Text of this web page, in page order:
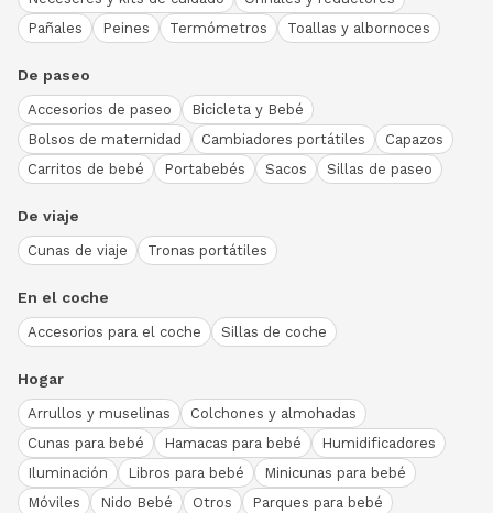
Pañales
Peines Termómetros Toallas y albornoces
De paseo
Accesorios de paseo
Bicicleta y Bebé
Bolsos de maternidad
Cambiadores portátiles
Capazos
Carritos de bebé
Portabebés Sacos Sillas de paseo
De viaje
Cunas de viaje Tronas portátiles
En el coche
Accesorios para el coche Sillas de coche
Hogar
Arrullos y muselinas
Colchones y almohadas
Cunas para bebé
Hamacas para bebé
Humidificadores
Iluminación
Libros para bebé
Minicunas para bebé
Móviles
Nido Bebé Otros
Parques para bebé